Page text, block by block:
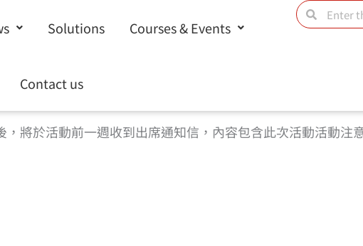
Solutions Courses & Events
Contact us
SearchSearch
將於活動前一週收到出席通知信，內容包含此次活動活動注